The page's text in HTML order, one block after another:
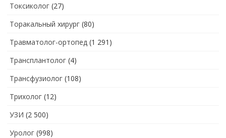
Токсиколог (27)
Торакальный хирург (80)
Травматолог-ортопед (1 291)
Трансплантолог (4)
Трансфузиолог (108)
Трихолог (12)
УЗИ (2 500)
Уролог (998)